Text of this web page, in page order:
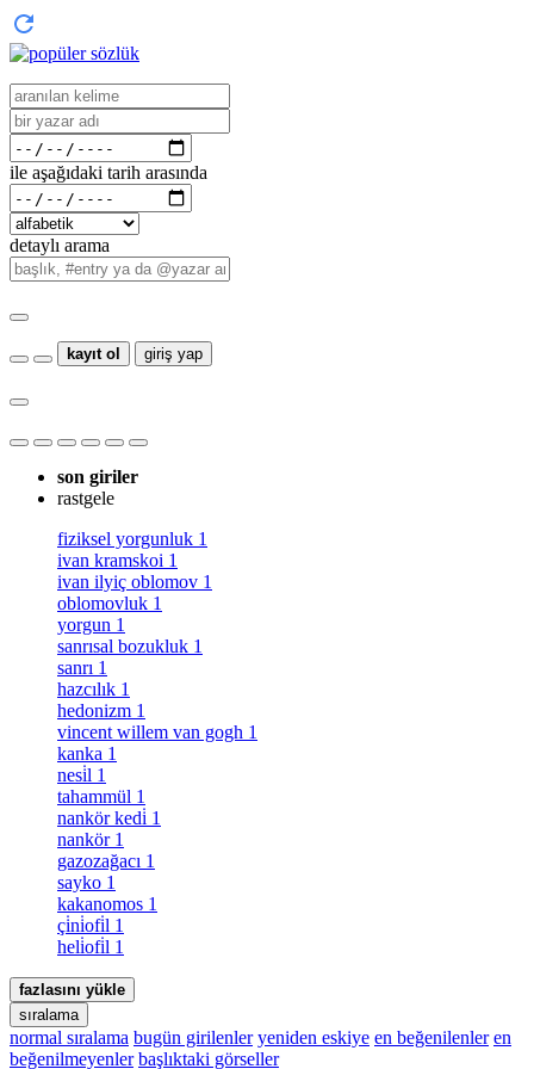
ile aşağıdaki tarih arasında
detaylı arama
kayıt ol giriş yap
son giriler
rastgele
fiziksel yorgunluk 1
ivan kramskoi 1
ivan ilyiç oblomov 1
oblomovluk 1
yorgun 1
sanrısal bozukluk 1
sanrı 1
hazcılık 1
hedonizm 1
vincent willem van gogh 1
kanka 1
nesi̇l 1
tahammül 1
nankör kedi̇ 1
nankör 1
gazozağacı 1
sayko 1
kakanomos 1
çi̇ni̇ofi̇l 1
heli̇ofi̇l 1
fazlasını yükle
sıralama
normal sıralama bugün girilenler yeniden eskiye en beğenilenler en
beğenilmeyenler başlıktaki görseller